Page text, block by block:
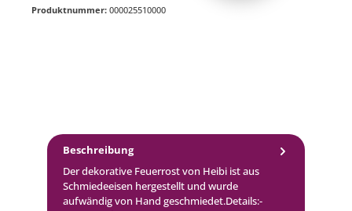
Produktnummer: 000025510000
Beschreibung
Der dekorative Feuerrost von Heibi ist aus
Schmiedeeisen hergestellt und wurde
aufwändig von Hand geschmiedet.Details:-